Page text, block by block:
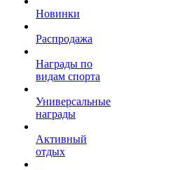
Новинки
Распродажа
Награды по
видам спорта
Универсальные
награды
Активный
отдых